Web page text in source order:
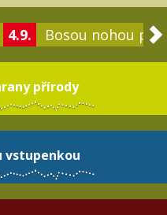
4.9. Bosou nohou po
přírody
vstupenkou